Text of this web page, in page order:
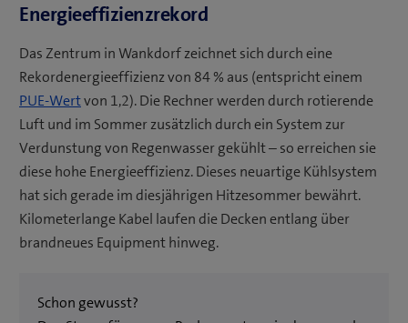
Energieeffizienzrekord
Das Zentrum in Wankdorf zeichnet sich durch eine
Rekordenergieeffizienz von 84 % aus (entspricht einem
PUE-Wertvon 1,2). Die Rechner werden durch rotierende
Luft und im Sommer zusätzlich durch ein System zur
Verdunstung von Regenwasser gekühlt – so erreichen sie
diese hohe Energieeffizienz. Dieses neuartige Kühlsystem
hat sich gerade im diesjährigen Hitzesommer bewährt.
Kilometerlange Kabel laufen die Decken entlang über
brandneues Equipment hinweg.
Schon gewusst?